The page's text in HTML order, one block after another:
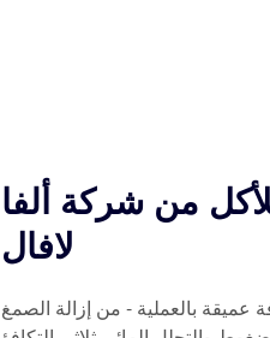
من شركة ألفا
لافال
عميقة بالعملية - من إزالة الصمغ